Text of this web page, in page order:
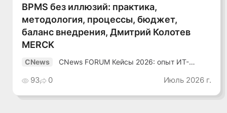
BPMS без иллюзий: практика,
методология, процессы, бюджет,
баланс внедрения, Дмитрий Колотев
MERCK
CNews
CNews FORUM Кейсы 2026: опыт ИТ-
93 0 Июль 2026 г.